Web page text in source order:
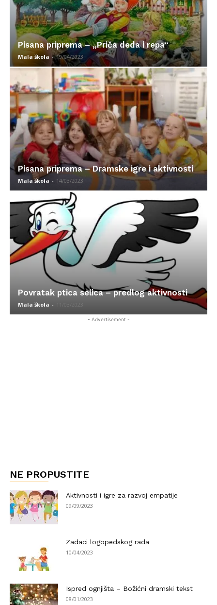
Pisana priprema – „Priča deda i repa“
Mala škola - 19/04/2023
Pisana priprema – Dramske igre i aktivnosti
Mala škola - 14/03/2023
Povratak ptica selica – predlog aktivnosti
Mala škola - 11/03/2023
- Advertisement -
NE PROPUSTITE
Aktivnosti i igre za razvoj empatije
09/09/2023
Zadaci logopedskog rada
10/04/2023
Ispred ognjišta – Božićni dramski tekst
08/01/2023